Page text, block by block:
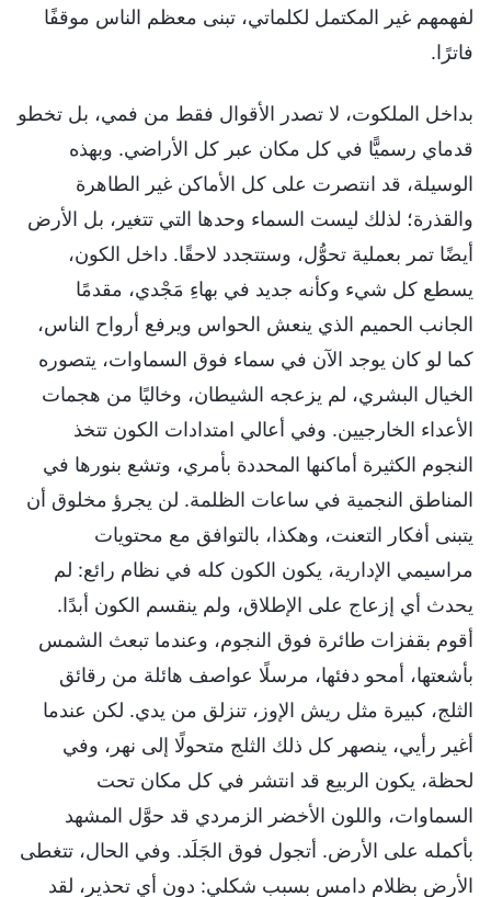
لفهمهم غير المكتمل لكلماتي، تبنى معظم الناس موقفًا
فاترًا.
بداخل الملكوت، لا تصدر الأقوال فقط من فمي، بل تخطو
قدماي رسميًّا في كل مكان عبر كل الأراضي. وبهذه
الوسيلة، قد انتصرت على كل الأماكن غير الطاهرة
والقذرة؛ لذلك ليست السماء وحدها التي تتغير، بل الأرض
أيضًا تمر بعملية تحوُّل، وستتجدد لاحقًا. داخل الكون،
يسطع كل شيء وكأنه جديد في بهاءِ مَجْدي، مقدمًا
الجانب الحميم الذي ينعش الحواس ويرفع أرواح الناس،
كما لو كان يوجد الآن في سماء فوق السماوات، يتصوره
الخيال البشري، لم يزعجه الشيطان، وخاليًا من هجمات
الأعداء الخارجيين. وفي أعالي امتدادات الكون تتخذ
النجوم الكثيرة أماكنها المحددة بأمري، وتشع بنورها في
المناطق النجمية في ساعات الظلمة. لن يجرؤ مخلوق أن
يتبنى أفكار التعنت، وهكذا، بالتوافق مع محتويات
مراسيمي الإدارية، يكون الكون كله في نظام رائع: لم
يحدث أي إزعاج على الإطلاق، ولم ينقسم الكون أبدًا.
أقوم بقفزات طائرة فوق النجوم، وعندما تبعث الشمس
بأشعتها، أمحو دفئها، مرسلًا عواصف هائلة من رقائق
الثلج، كبيرة مثل ريش الإوز، تنزلق من يدي. لكن عندما
أغير رأيي، ينصهر كل ذلك الثلج متحولًا إلى نهر، وفي
لحظة، يكون الربيع قد انتشر في كل مكان تحت
السماوات، واللون الأخضر الزمردي قد حوَّل المشهد
بأكمله على الأرض. أتجول فوق الجَلَد. وفي الحال، تتغطى
الأرض بظلام دامس بسبب شكلي: دون أي تحذير، لقد